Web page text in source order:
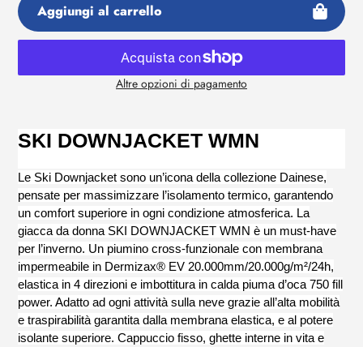
Aggiungi al carrello
Altre opzioni di pagamento
prodotto
tuo
carrello
SKI DOWNJACKET WMN
Le Ski Downjacket sono un’icona della collezione Dainese,
pensate per massimizzare l’isolamento termico, garantendo
un comfort superiore in ogni condizione atmosferica. La
giacca da donna SKI DOWNJACKET WMN è un must-have
per l’inverno. Un piumino cross-funzionale con membrana
impermeabile in Dermizax® EV 20.000mm/20.000g/m²/24h,
elastica in 4 direzioni e imbottitura in calda piuma d’oca 750 fill
power. Adatto ad ogni attività sulla neve grazie all’alta mobilità
e traspirabilità garantita dalla membrana elastica, e al potere
isolante superiore. Cappuccio fisso, ghette interne in vita e